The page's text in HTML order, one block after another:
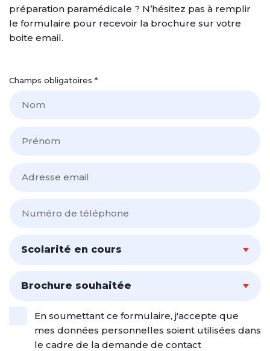
Mise à niveau PASS
oraux orthophonie
Résultats 2022-2023
Résultats 2021-2022
ESPACE ETUDIANT
NOS BROCHURES
CONTACT
PRÉINSCRIPTION
préparation paramédicale ? N’hésitez pas à remplir
le formulaire pour recevoir la brochure sur votre
boite email.
Champs obligatoires *
Scolarité en cours
Brochure souhaitée
En soumettant ce formulaire, j'accepte que
mes données personnelles soient utilisées dans
le cadre de la demande de contact